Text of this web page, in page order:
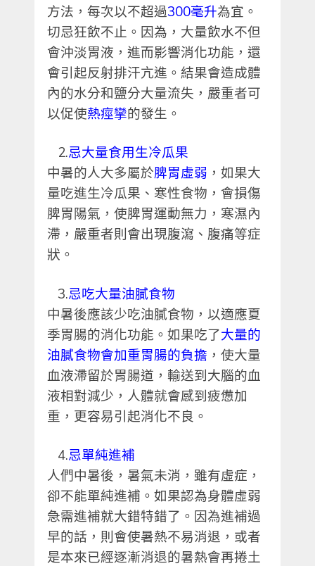
方法，每次以不超過300毫升為宜。
切忌狂飲不止。因為，大量飲水不但
會沖淡胃液，進而影響消化功能，還
會引起反射排汗亢進。結果會造成體
內的水分和鹽分大量流失，嚴重者可
以促使熱痙攣的發生。
2.忌大量食用生冷瓜果
中暑的人大多屬於脾胃虛弱 ，如果大
量吃進生冷瓜果、寒性食物，會損傷
脾胃陽氣，使脾胃運動無力，寒濕內
滯，嚴重者則會出現腹瀉、腹痛等症
狀。
3.忌吃大量油膩食物
中暑後應該少吃油膩食物，以適應夏
季胃腸的消化功能。 如果吃了大量的
油膩食物會加重胃腸的負擔 ，使大量
血液滯留於胃腸道，輸送到大腦的血
液相對減少，人體就會感到疲憊加
重，更容易引起消化不良。
4.忌單純進補
人們中暑後，暑氣未消，雖有虛症，
卻不能單純進補。如果認為身體虛弱
急需進補就大錯特錯了。因為進補過
早的話，則會使暑熱不易消退，或者
是本來已經逐漸消退的暑熱會再捲土